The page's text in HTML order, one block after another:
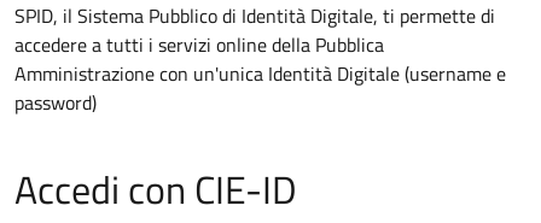
SPID, il Sistema Pubblico di Identità Digitale, ti permette di
accedere a tutti i servizi online della Pubblica
Amministrazione con un'unica Identità Digitale (username e
password)
Accedi con CIE-ID